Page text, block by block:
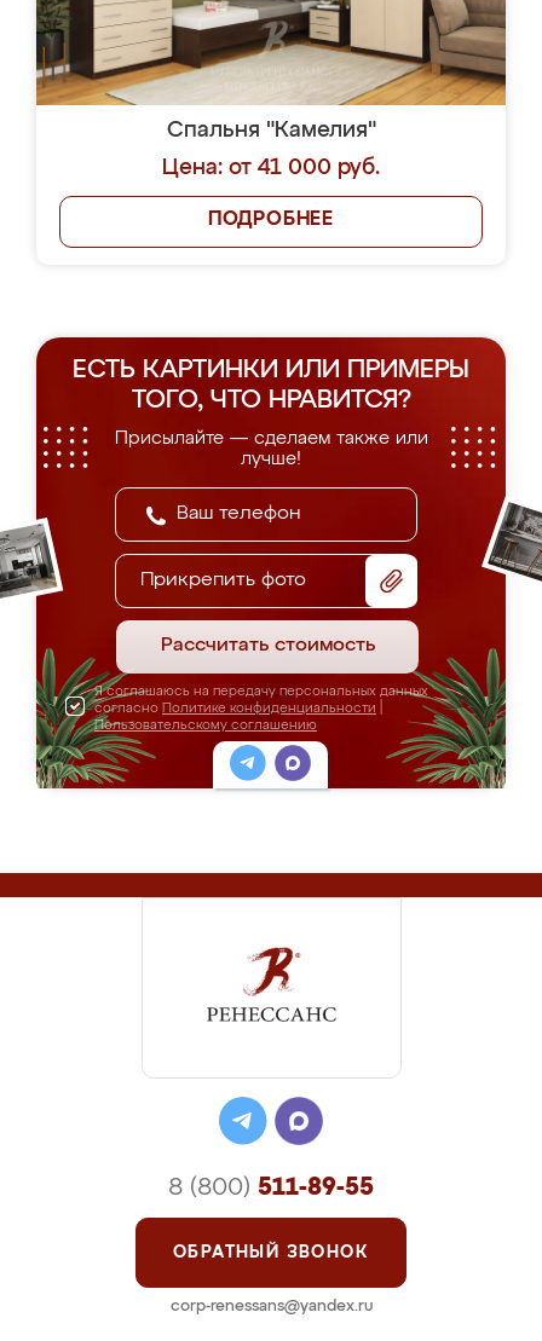
Спальня "Камелия"
Цена: от 41 000 руб.
ПОДРОБНЕЕ
ЕСТЬ КАРТИНКИ ИЛИ ПРИМЕРЫ
ТОГО, ЧТО НРАВИТСЯ?
Присылайте — сделаем также или
лучше!
Прикрепить фото
Рассчитать стоимость
Я соглашаюсь на передачу персональных данных
согласно Политике конфиденциальности
Пользовательскому соглашению
8 (800) 511-89-55
ОБРАТНЫЙ ЗВОНОК
corp-renessans@yandex.ru